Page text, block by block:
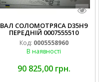
ВАЛ СОЛОМОТРЯСА D35H9
ПЕРЕДНІЙ 0007555510
Код: 0005558960
В наявності
90 825,00 грн.